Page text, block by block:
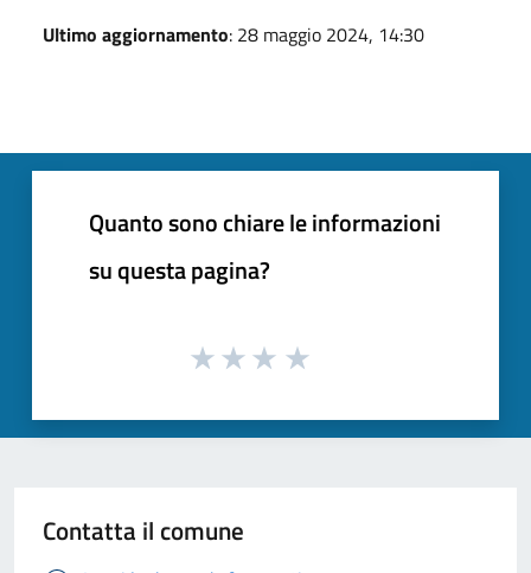
Ultimo aggiornamento: 28 maggio 2024, 14:30
Quanto sono chiare le informazioni
su questa pagina?
Contatta il comune